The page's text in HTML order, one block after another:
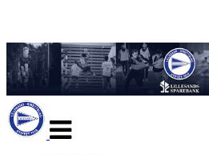
navigasjon